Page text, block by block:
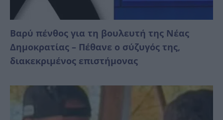
Βαρύ πένθος για τη βουλευτή της Νέας
Δημοκρατίας – Πέθανε ο σύζυγός της,
διακεκριμένος επιστήμονας